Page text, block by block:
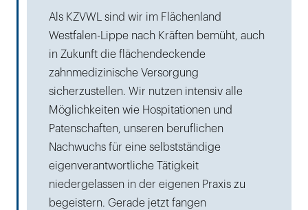
Als KZVWL sind wir im Flächenland
Westfalen-Lippe nach Kräften bemüht, auch
in Zukunft die flächendeckende
zahnmedizinische Versorgung
sicherzustellen. Wir nutzen intensiv alle
Möglichkeiten wie Hospitationen und
Patenschaften, unseren beruflichen
Nachwuchs für eine selbstständige
eigenverantwortliche Tätigkeit
niedergelassen in der eigenen Praxis zu
begeistern. Gerade jetzt fangen